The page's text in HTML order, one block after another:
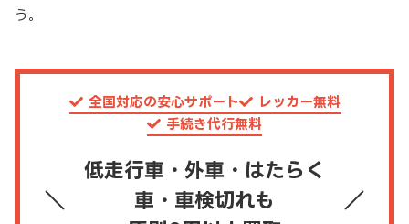
う。
全国対応の安心サポート
レッカー無料
手続き代行無料
低走行車・外車・はたらく
車・車検切れも